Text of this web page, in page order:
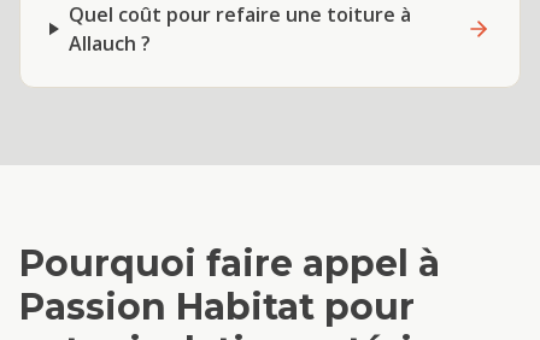
Quel coût pour refaire une toiture à
Allauch ?
Pourquoi faire appel à
Passion Habitat pour